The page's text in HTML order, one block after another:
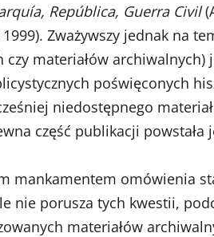
República, Guerra Civil
1999). Zważywszy jednak na
czy materiałów
poświęconych
niedostępnego
część publikacji
mankamentem omówienia
nie porusza tych kwestii,
materiałów